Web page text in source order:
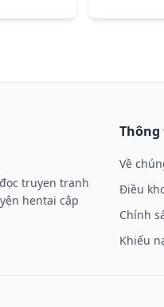
truyen tranh
hentai cập
Về
Điều
Chính
Khiếu